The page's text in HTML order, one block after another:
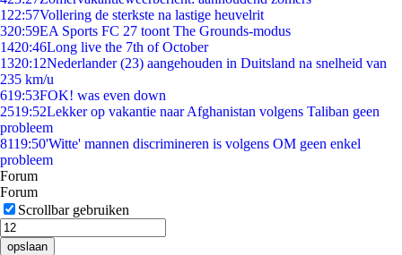
1 22:57Vollering de sterkste na lastige heuvelrit
320:59EA Sports FC 27 toont The Grounds-modus
1420:46Long live the 7th of October
1320:12Nederlander (23) aangehouden in Duitsland na snelheid van
235 km/u
619:53FOK! was even down
2519:52Lekker op vakantie naar Afghanistan volgens Taliban geen
probleem
8119:50'Witte' mannen discrimineren is volgens OM geen enkel
probleem
Forum
Forum
Scrollbar gebruiken
opslaan